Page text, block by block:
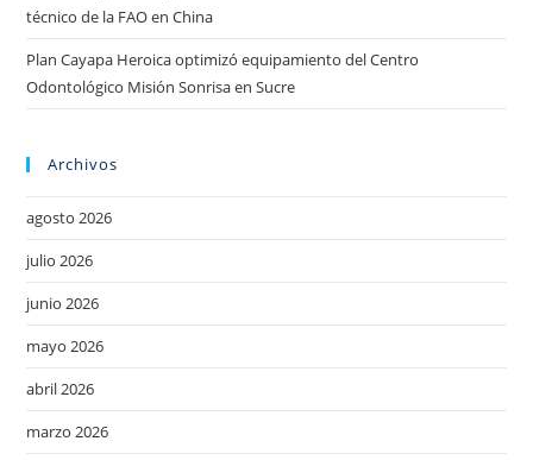
técnico de la FAO en China
Plan Cayapa Heroica optimizó equipamiento del Centro
Odontológico Misión Sonrisa en Sucre
Archivos
agosto 2026
julio 2026
junio 2026
mayo 2026
abril 2026
marzo 2026